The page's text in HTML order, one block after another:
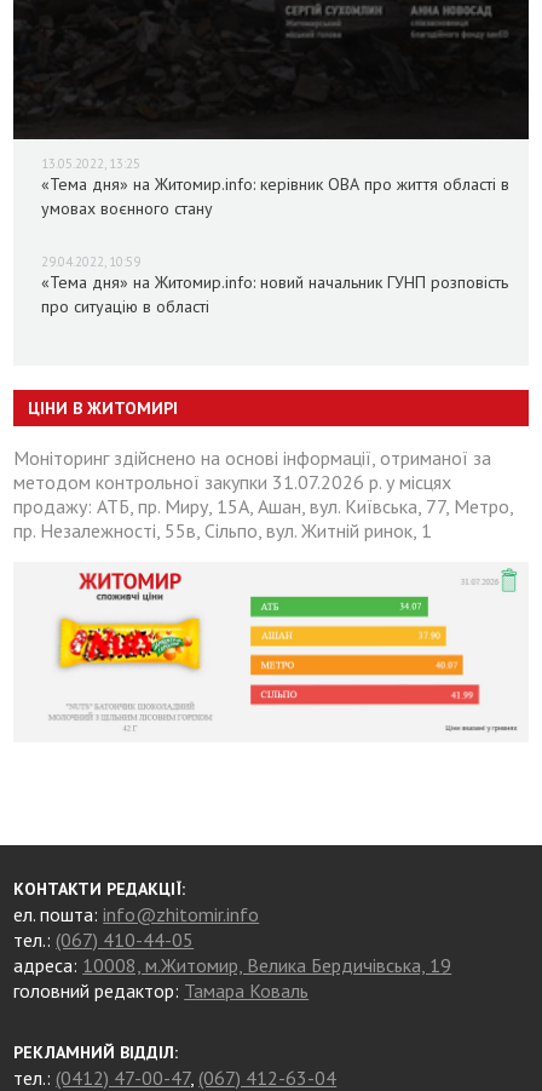
13.05.2022, 13:25
«Тема дня» на Житомир.info: керівник ОВА про життя області в
умовах воєнного стану
29.04.2022, 10:59
«Тема дня» на Житомир.info: новий начальник ГУНП розповість
про ситуацію в області
ЦІНИ В ЖИТОМИРІ
Моніторинг здійснено на основі інформації, отриманої за
методом контрольної закупки 31.07.2026 р. у місцях
продажу: АТБ, пр. Миру, 15А, Ашан, вул. Київська, 77, Метро,
пр. Незалежності, 55в, Сільпо, вул. Житній ринок, 1
КОНТАКТИ РЕДАКЦІЇ:
ел. пошта:info@zhitomir.info
тел.: (067) 410-44-05
адреса: 10008, м.Житомир, Велика Бердичівська, 19
головний редактор: Тамара Коваль
РЕКЛАМНИЙ ВІДДІЛ:
тел.: (0412) 47-00-47, (067) 412-63-04